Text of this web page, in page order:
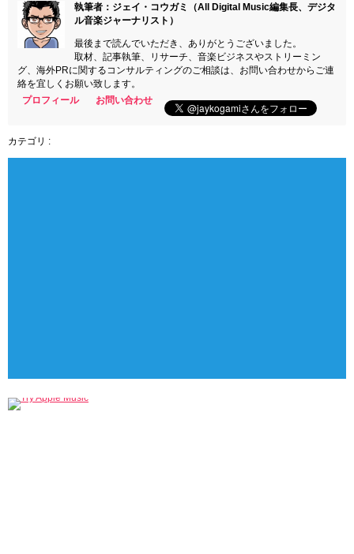
執筆者：ジェイ・コウガミ（All Digital Music編集長、デジタ
ル音楽ジャーナリスト）
最後まで読んでいただき、ありがとうございました。
取材、記事執筆、リサーチ、音楽ビジネスやストリーミン
グ、海外PRに関するコンサルティングのご相談は、お問い合わせからご連
絡を宜しくお願い致します。
プロフィール
お問い合わせ
カテゴリ :